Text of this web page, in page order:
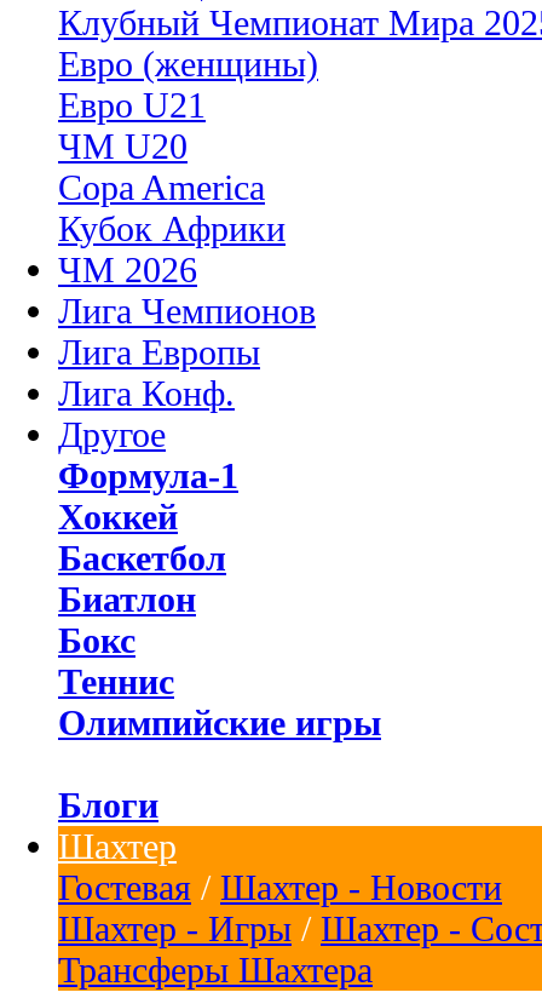
Клубный Чемпионат Мира
Евро (женщины)
Евро U21
ЧМ U20
Copa America
Кубок Африки
ЧМ 2026
Лига Чемпионов
Лига Европы
Лига Конф.
Другое
Формула-1
Хоккей
Баскетбол
Биатлон
Бокс
Теннис
Олимпийские игры
Блоги
Шахтер
Гостевая / Шахтер - Новости
Шахтер - Игры / Шахтер -
Трансферы Шахтера